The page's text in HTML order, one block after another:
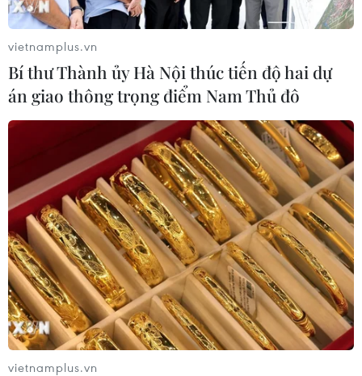
vietnamplus.vn
Bí thư Thành ủy Hà Nội thúc tiến độ hai dự
án giao thông trọng điểm Nam Thủ đô
vietnamplus.vn